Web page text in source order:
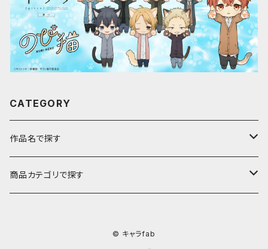
CATEGORY
作品名で探す
ア行
商品カテゴリで探す
© キャラfab